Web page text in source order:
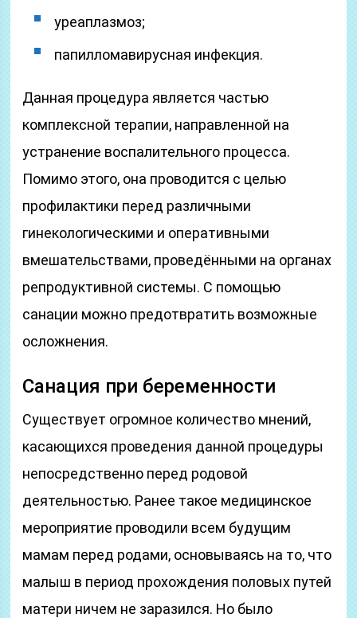
уреаплазмоз;
папилломавирусная инфекция.
Данная процедура является частью
комплексной терапии, направленной на
устранение воспалительного процесса.
Помимо этого, она проводится с целью
профилактики перед различными
гинекологическими и оперативными
вмешательствами, проведёнными на органах
репродуктивной системы. С помощью
санации можно предотвратить возможные
осложнения.
Санация при беременности
Существует огромное количество мнений,
касающихся проведения данной процедуры
непосредственно перед родовой
деятельностью. Ранее такое медицинское
мероприятие проводили всем будущим
мамам перед родами, основываясь на то, что
малыш в период прохождения половых путей
матери ничем не заразился. Но было